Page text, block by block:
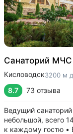
Санаторий МЧС
Кисловодск3200 м
8.7 73 отзыва
Ведущий
небольшой, всего
к каждому гостю •